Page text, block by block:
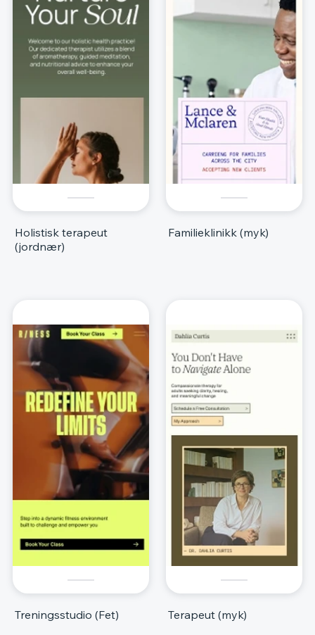
Holistisk terapeut
(jordnær)
Familieklinikk (myk)
Treningsstudio (Fet) Terapeut (myk)